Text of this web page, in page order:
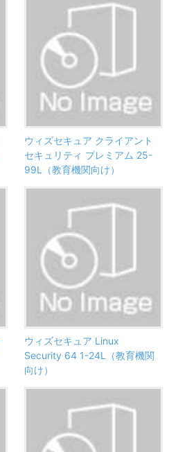
ウィズセキュア クライアント
セキュリティ プレミアム 25-
99L（教育機関向け）
ウィズセキュア Linux
Security 64 1-24L（教育機関
向け）